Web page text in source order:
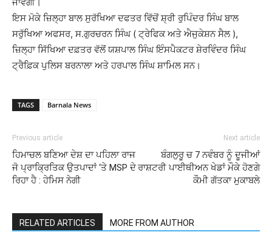
ਇਸ ਮੋਕੇ ਜ਼ਿਲ੍ਹਾ ਬਾਲ ਸੁਰੱਖਿਆ ਦਫਤਰ ਵਿੱਚੋਂ ਸ਼੍ਰੀ ਰੁਪਿੰਦਰ ਸਿੰਘ ਬਾਲ
ਸਰੁੱਖਿਆ ਅਫਸਰ, ਸ.ਗੁਰਚਰਨ ਸਿੰਘ ( ਟ੍ਰੇਫਿਕ ਅਤੇ ਐਜੁਕੇਸ਼ਨ ਸੈਲ ),
ਜ਼ਿਲ੍ਹਾ ਸਿੱਖਿਆ ਦਫ਼ਤਰ ਵੱਲੋਂ ਯਸ਼ਪਾਲ ਸਿੰਘ ਇੰਸਪੈਕਟਰ ਸ਼ੇਰਵਿੰਦਰ ਸਿੰਘ
ਟ੍ਰੈਫ਼ਿਕ ਪੁਲਿਸ ਬਰਨਾਲਾ ਅਤੇ ਹਰਪਾਲ ਸਿੰਘ ਸ਼ਾਮਿਲ ਸਨ।
TAGS Barnala News
Previous article
ਹਿਮਾਚਲ ਬਣਿਆ ਦੇਸ਼ ਦਾ ਪਹਿਲਾ ਰਾਜ
ਜੋ ਪ੍ਰਾਕ੍ਰਿਤਿਕ ਉਤਪਾਦਾਂ ‘ਤੇ MSP ਦੇ
ਰਿਹਾ ਹੈ : ਹੇਮਿਸ ਨੇਗੀ
Next article
ਬੰਗਲੁਰੂ ਚ 7 ਨਵੰਬਰ ਨੂੰ ਦੂਜੀਆਂ
ਰਾਸ਼ਟਰੀ ਪਾਈਥੀਅਨ ਖੇਡਾਂ ਮੌਕੇ ਹੋਣਗੇ
ਕੌਮੀ ਗੱਤਕਾ ਮੁਕਾਬਲੇ
RELATED ARTICLES MORE FROM AUTHOR